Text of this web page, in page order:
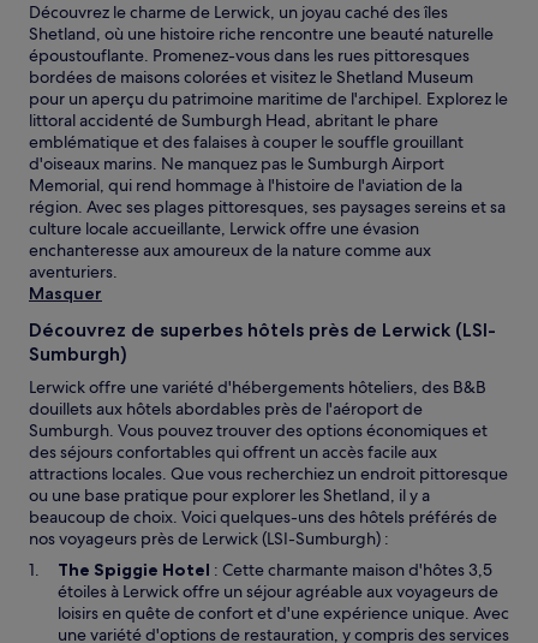
pour
2 adultes.
Les
prix
disponibilité
sont
susceptibles
de
changer.
Des
conditions
supplémentaires
peuvent
s’appliquer.
Découvrez le charme de Lerwick, un joyau caché des îles
Shetland, où une histoire riche rencontre une beauté naturelle
époustouflante. Promenez-vous dans les rues pittoresques
bordées de maisons colorées et visitez le Shetland Museum
pour un aperçu du patrimoine maritime de l'archipel. Explorez le
littoral accidenté de Sumburgh Head, abritant le phare
emblématique et des falaises à couper le souffle grouillant
d'oiseaux marins. Ne manquez pas le Sumburgh Airport
Memorial, qui rend hommage à l'histoire de l'aviation de la
région. Avec ses plages pittoresques, ses paysages sereins et sa
culture locale accueillante, Lerwick offre une évasion
enchanteresse aux amoureux de la nature comme aux
aventuriers.
Masquer
Découvrez de superbes hôtels près de Lerwick (LSI-
Sumburgh)
Lerwick offre une variété d'hébergements hôteliers, des B&B
douillets aux hôtels abordables près de l'aéroport de
Sumburgh. Vous pouvez trouver des options économiques et
des séjours confortables qui offrent un accès facile aux
attractions locales. Que vous recherchiez un endroit pittoresque
ou une base pratique pour explorer les Shetland, il y a
beaucoup de choix. Voici quelques-uns des hôtels préférés de
nos voyageurs près de Lerwick (LSI-Sumburgh) :
The Spiggie Hotel : Cette charmante maison d'hôtes 3,5
étoiles à Lerwick offre un séjour agréable aux voyageurs de
loisirs en quête de confort et d'une expérience unique. Avec
une variété d'options de restauration, y compris des services